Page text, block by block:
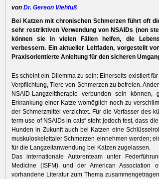
von Dr. Gereon Viehfuß
Bei Katzen mit chronischen Schmerzen führt oft
sehr restriktiven Verwendung von NSAIDs (non
können sie in vielen Fällen helfen, die
verbessern. Ein aktueller Leitfaden, vorgestellt
Praxisorientierte Anleitung für den sicheren
Es scheint ein Dilemma zu sein: Einerseits existiert
Verpflichtung, Tiere von Schmerzen zu befreien.
NSAID-Langzeittherapie verbunden sein
Erkrankung einer Katze womöglich noch zu
der Schmerzmittel verzichtet. Für die Verfasser des
term use of NSAIDs in cats“ steht jedoch fest, dass
Hunden in Zukunft auch bei Katzen eine
muskuloskelettaler Schmerzen einnehmen werden;
für die Langzeitanwendung bei Katzen zugelassen.
Das internationale Autorenteam unter
Medicine (ISFM) und der American Association
vorhandene Literatur zum Thema